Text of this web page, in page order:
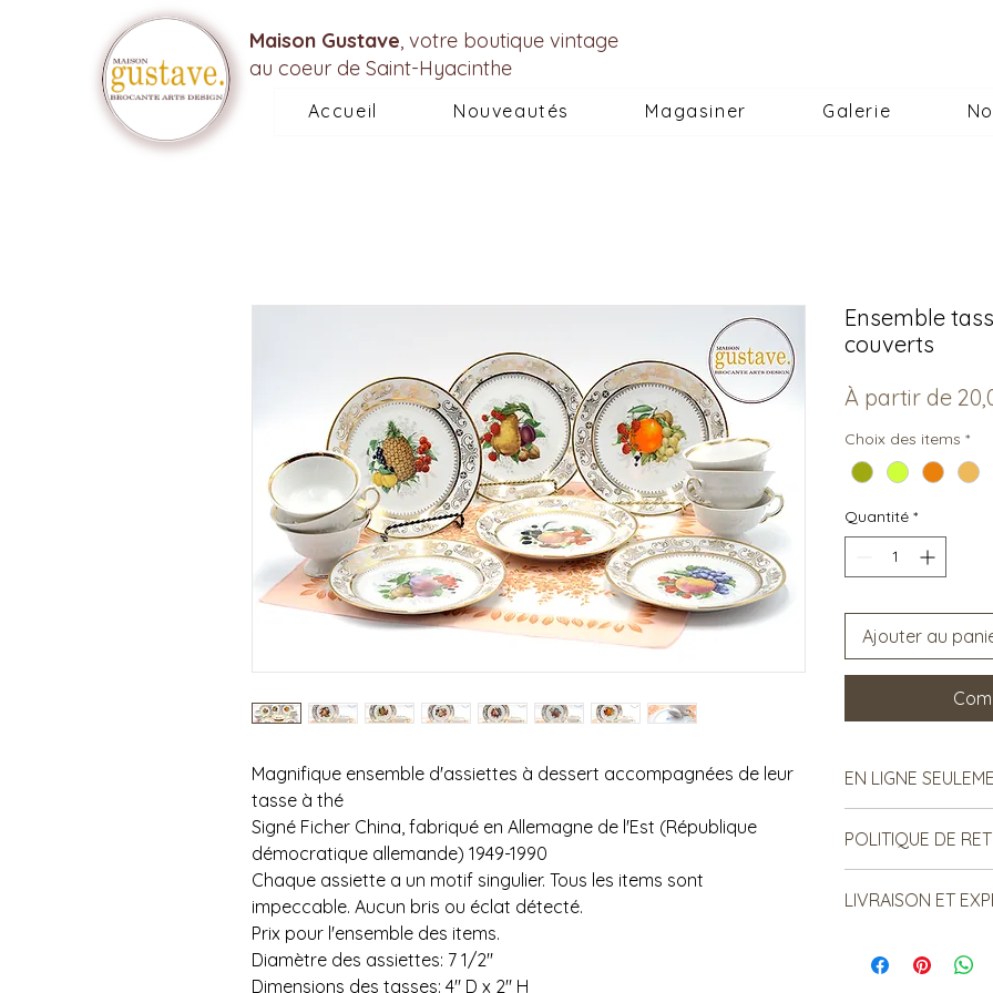
Maison Gustave, votre boutique vintage
au coeur de Saint-Hyacinthe
Accueil Nouveautés Magasiner Galerie
Magnifique ensemble d'assiettes à dessert accompagnées de leur
tasse à thé
Signé Ficher China, fabriqué en Allemagne de l'Est (République
démocratique allemande) 1949-1990
Chaque assiette a un motif singulier. Tous les items sont
impeccable. Aucun bris ou éclat détecté.
Prix pour l'ensemble des items.
Diamètre des assiettes: 7 1/2"
Dimensions des tasses: 4" D x 2" H
Ensemble
couverts
À partir de
Choix des items *
Quantité *
Ajouter au
EN LIGNE
désirez le voir en
avant pour que
Réf. Boîte #00C
POLITIQUE DE
remboursement
notre côté, nous
LIVRAISON ET
de lire ci-dessous:: ***